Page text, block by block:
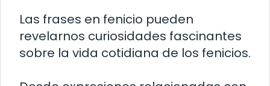
Las frases en fenicio pueden
revelarnos curiosidades fascinantes
sobre la vida cotidiana de los fenicios.